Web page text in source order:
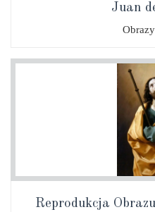
Juan
Reprodukcja